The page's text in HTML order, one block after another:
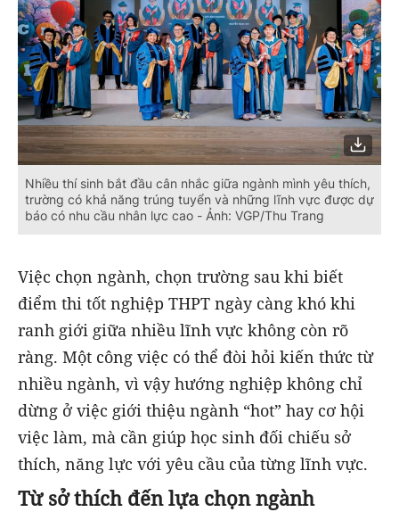
Nhiều thí sinh bắt đầu cân nhắc giữa ngành mình yêu thích,
trường có khả năng trúng tuyển và những lĩnh vực được dự
báo có nhu cầu nhân lực cao - Ảnh: VGP/Thu Trang
Việc chọn ngành, chọn trường sau khi biết
điểm thi tốt nghiệp THPT ngày càng khó khi
ranh giới giữa nhiều lĩnh vực không còn rõ
ràng. Một công việc có thể đòi hỏi kiến thức từ
nhiều ngành, vì vậy hướng nghiệp không chỉ
dừng ở việc giới thiệu ngành “hot” hay cơ hội
việc làm, mà cần giúp học sinh đối chiếu sở
thích, năng lực với yêu cầu của từng lĩnh vực.
Từ sở thích đến lựa chọn ngành